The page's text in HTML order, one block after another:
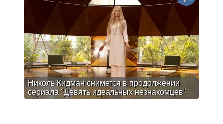
Николь Кидман снимется в продолжении
сериала "Девять идеальных незнакомцев"